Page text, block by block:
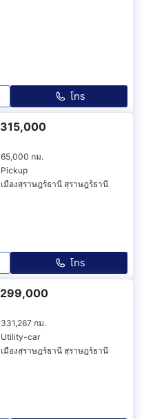
โทร
315,000
65,000 กม.
Pickup
เมืองสุราษฎร์ธานี สุราษฎร์ธานี
โทร
299,000
331,267 กม.
Utility-car
เมืองสุราษฎร์ธานี สุราษฎร์ธานี